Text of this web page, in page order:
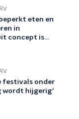
eten en
in
concept is
festivals onder
wordt hijgerig'